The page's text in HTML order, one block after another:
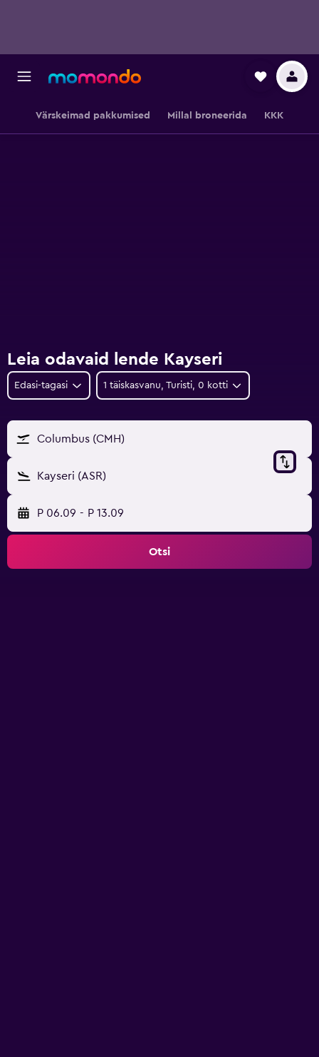
Värskeimad pakkumised Millal broneerida KKK
Leia odavaid lende Kayseri
Edasi-tagasi 1 täiskasvanu, Turisti, 0 kotti
Columbus (CMH)
Kayseri (ASR)
P 06.09 - P 13.09
Otsi